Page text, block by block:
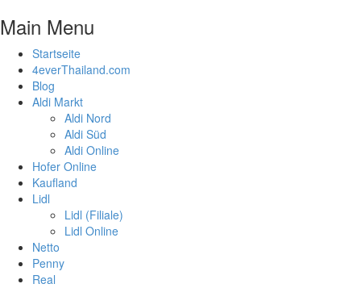
Main Menu
Startseite
4everThailand.com
Blog
Aldi Markt
Aldi Nord
Aldi Süd
Aldi Online
Hofer Online
Kaufland
Lidl
Lidl (Filiale)
Lidl Online
Netto
Penny
Real